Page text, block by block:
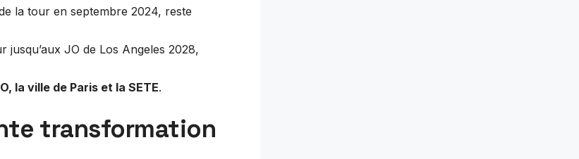
la tour en septembre 2024, reste
JO de Los Angeles 2028,
la ville de Paris et la SETE.
transformation